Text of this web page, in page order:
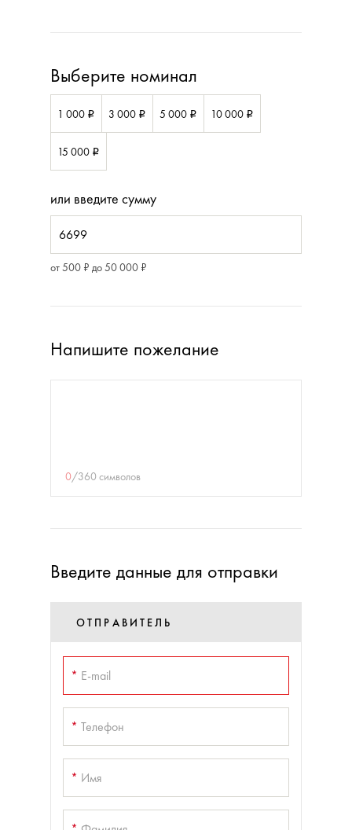
Выберите номинал
1 000 i 3 000 i 5 000 i 10 000 i
15 000 i
или введите сумму
от 500 ₽ до 50 000 ₽
Напишите пожелание
0/360 символов
Введите данные для отправки
ОТПРАВИТЕЛЬ
* E-mail
* Телефон
* Имя